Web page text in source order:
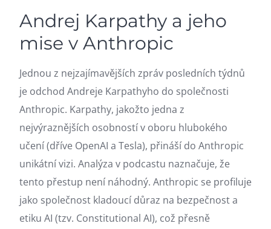
Andrej Karpathy a jeho
mise v Anthropic
Jednou z nejzajímavějších zpráv posledních týdnů
je odchod Andreje Karpathyho do společnosti
Anthropic. Karpathy, jakožto jedna z
nejvýraznějších osobností v oboru hlubokého
učení (dříve OpenAI a Tesla), přináší do Anthropic
unikátní vizi. Analýza v podcastu naznačuje, že
tento přestup není náhodný. Anthropic se profiluje
jako společnost kladoucí důraz na bezpečnost a
etiku AI (tzv. Constitutional AI), což přesně